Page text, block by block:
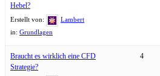
Hebel?
Erstellt von:
Lambert
in: Grundlagen
Braucht es wirklich eine CFD
Strategie?
4